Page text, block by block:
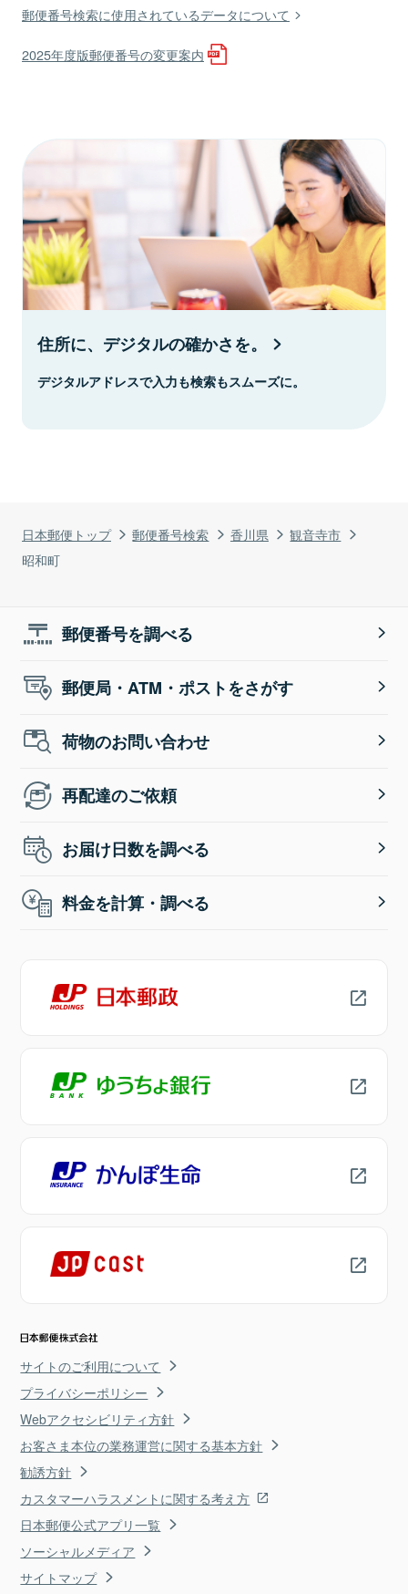
日本郵便トップ 郵便番号検索 香川県
観音寺市
昭和町
郵便番号検索に使用されているデータについて
2025年度版郵便番号の変更案内
住所に、デジタルの確かさを。
デジタルアドレスで入力も検索もスムーズに。
郵便番号を調べる
郵便局・ATM・ポストをさがす
荷物のお問い合わせ
再配達のご依頼
お届け日数を調べる
料金を計算・調べる
サイトのご利用について
プライバシーポリシー
Webアクセシビリティ方針
お客さま本位の業務運営に関する基本方針
勧誘方針
カスタマーハラスメントに関する考え方
日本郵便公式アプリ一覧
ソーシャルメディア
サイトマップ